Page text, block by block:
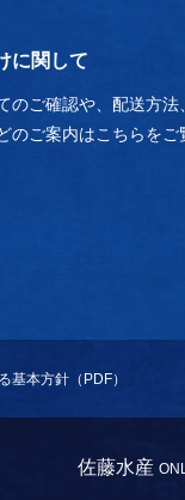
に関して
のご確認や、配送方法、
のご案内はこちらをご
基本方針（PDF）
佐藤水産